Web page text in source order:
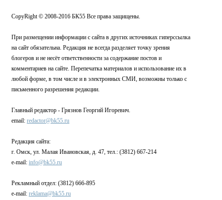
CopyRight © 2008-2016 БК55 Все права защищены.
При размещении информации с сайта в других источниках гиперссылка
на сайт обязательна. Редакция не всегда разделяет точку зрения
блогеров и не несёт ответственности за содержание постов и
комментариев на сайте. Перепечатка материалов и использование их в
любой форме, в том числе и в электронных СМИ, возможны только с
письменного разрешения редакции.
Главный редактор - Грязнов Георгий Игоревич.
email: redactor@bk55.ru
Редакция сайта:
г. Омск, ул. Малая Ивановская, д. 47, тел.: (3812) 667-214
e-mail: info@bk55.ru
Рекламный отдел: (3812) 666-895
e-mail: reklama@bk55.ru